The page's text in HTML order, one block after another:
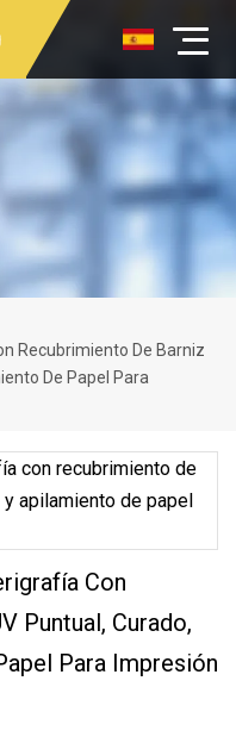
Recubrimiento De Barniz
De Papel Para
Con
Puntual, Curado,
Para Impresión